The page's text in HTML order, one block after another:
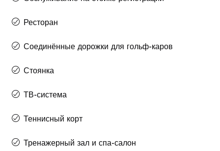
Ресторан
Соединённые дорожки для гольф-каров
Стоянка
ТВ-система
Теннисный корт
Тренажерный зал и спа-салон